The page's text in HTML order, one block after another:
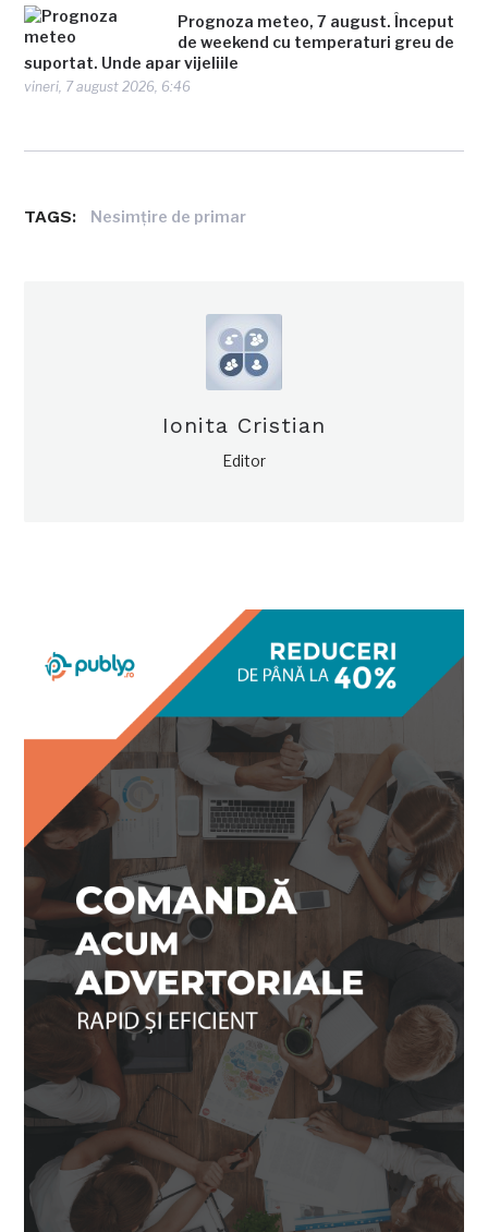
Prognoza meteo, 7 august. Început
de weekend cu temperaturi greu de
suportat. Unde apar vijeliile
vineri, 7 august 2026, 6:46
TAGS: Nesimţire de primar
Ionita Cristian
Editor